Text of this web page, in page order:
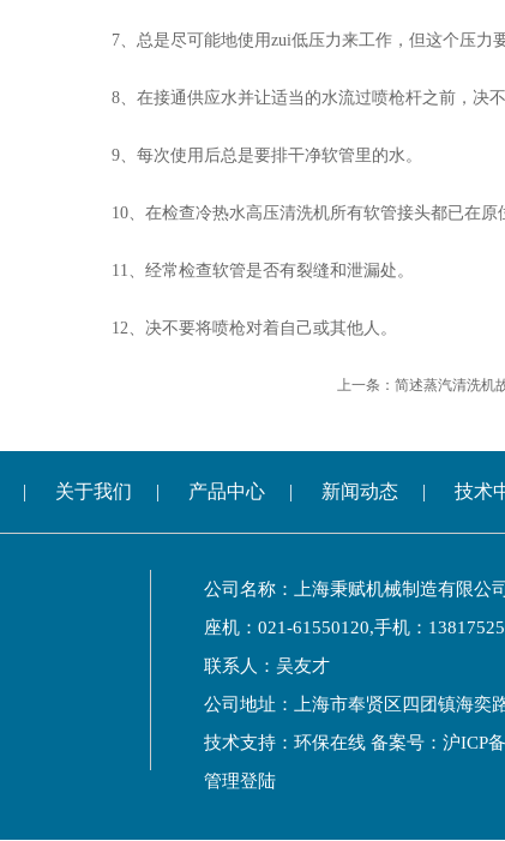
7、总是尽可能地使用zui低压力来工作，但这个压力要
8、在接通供应水并让适当的水流过喷枪杆之前，决不
9、每次使用后总是要排干净软管里的水。
10、在检查冷热水高压清洗机所有软管接头都已在原
11、经常检查软管是否有裂缝和泄漏处。
12、决不要将喷枪对着自己或其他人。
上一条： 简述蒸汽清洗机
| 关于我们 | 产品中心 | 新闻动态 | 技术
公司名称：上海秉赋机械制造有限公司
座机：021-61550120,手机：
联系人：吴友才
公司地址：上海市奉贤区四团镇海奕
技术支持： 环保在线 备案号： 沪ICP
管理登陆